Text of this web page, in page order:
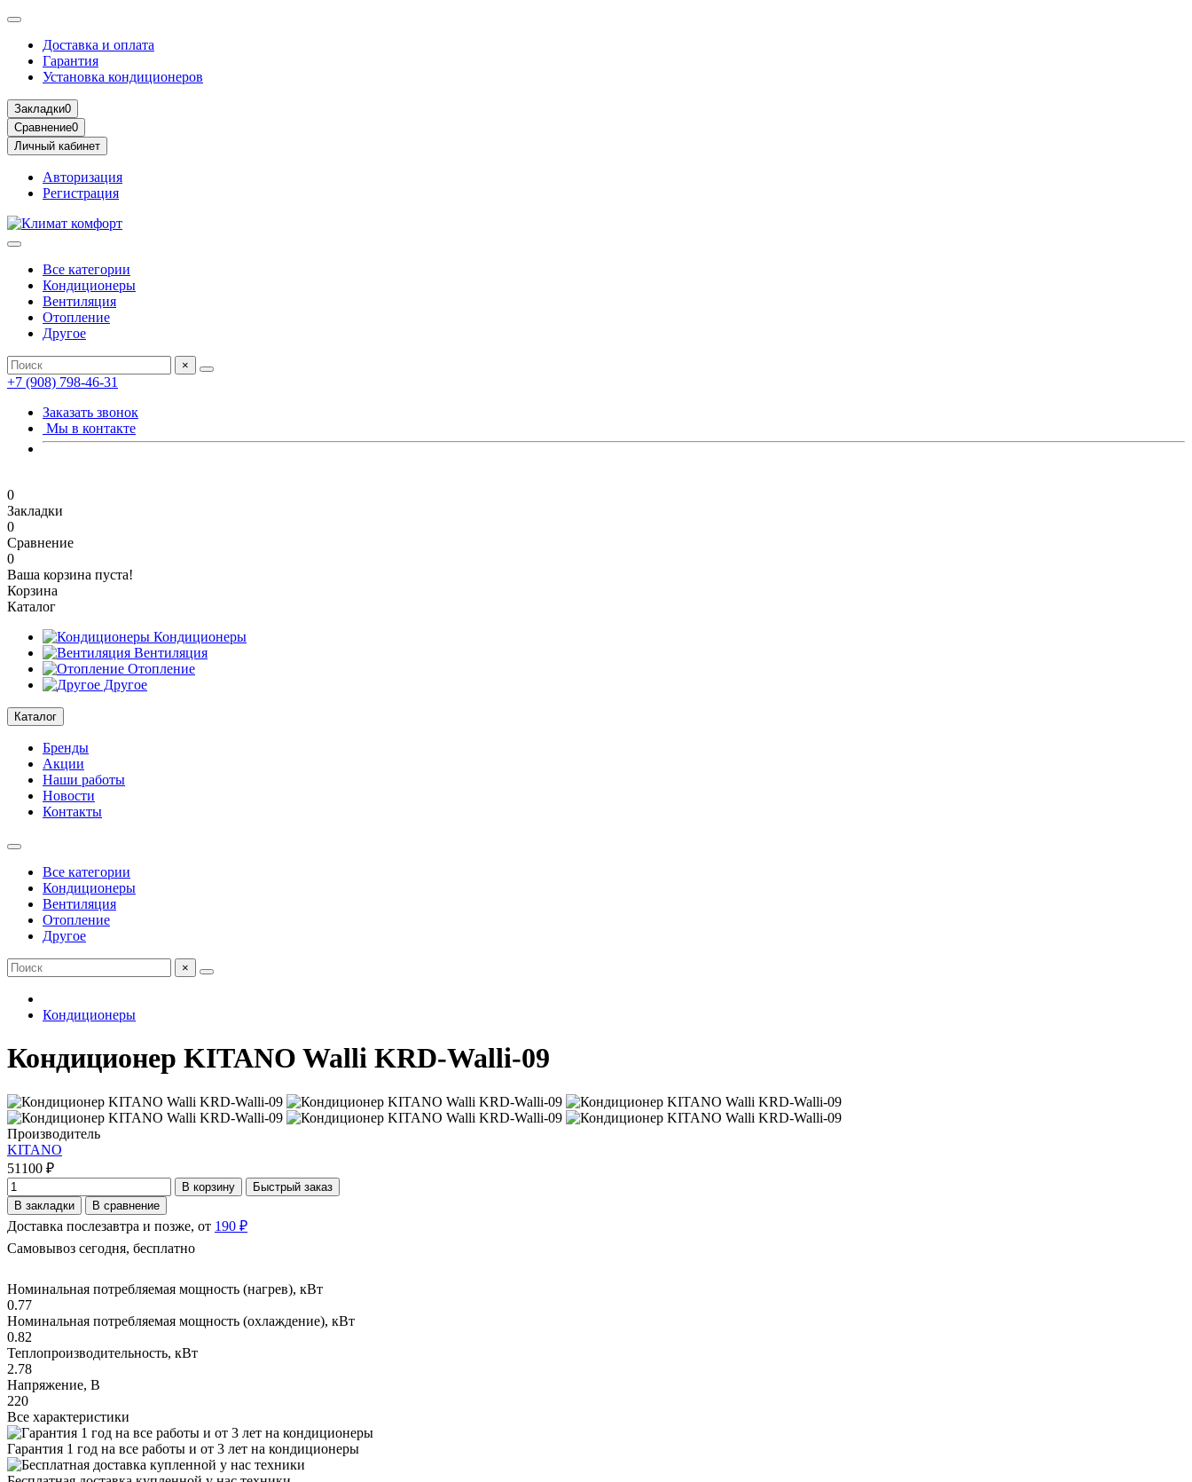
Доставка и оплата
Гарантия
Установка кондиционеров
Закладки0
Сравнение0
Личный кабинет
Авторизация
Регистрация
Все категории
Кондиционеры
Вентиляция
Отопление
Другое
×
+7 (908) 798-46-31
Заказать звонок
Мы в контакте
0
Закладки
0
Сравнение
0
Ваша корзина пуста!
Корзина
Каталог
Кондиционеры
Вентиляция
Отопление
Другое
Каталог
Бренды
Акции
Наши работы
Новости
Контакты
Все категории
Кондиционеры
Вентиляция
Отопление
Другое
×
Кондиционеры
Кондиционер KITANO Walli KRD-Walli-09
Производитель
KITANO
51100 ₽
В корзину
Быстрый заказ
В закладки
В сравнение
Доставка послезавтра и позже, от 190 ₽
Самовывоз сегодня, бесплатно
Номинальная потребляемая мощность (нагрев), кВт
0.77
Номинальная потребляемая мощность (охлаждение), кВт
0.82
Теплопроизводительность, кВт
2.78
Напряжение, В
220
Все характеристики
Гарантия 1 год на все работы и от 3 лет на кондиционеры